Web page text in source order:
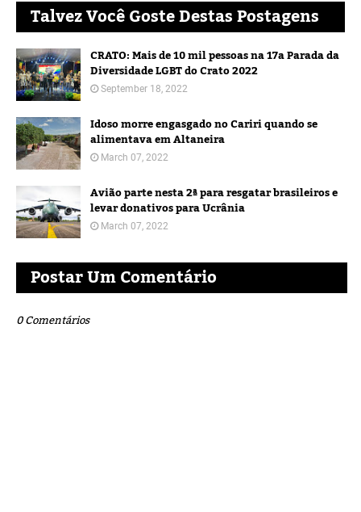
Talvez Você Goste Destas Postagens
CRATO: Mais de 10 mil pessoas na 17a Parada da
Diversidade LGBT do Crato 2022
September 18, 2022
Idoso morre engasgado no Cariri quando se
alimentava em Altaneira
March 07, 2022
Avião parte nesta 2ª para resgatar brasileiros e
levar donativos para Ucrânia
March 07, 2022
Postar Um Comentário
0 Comentários